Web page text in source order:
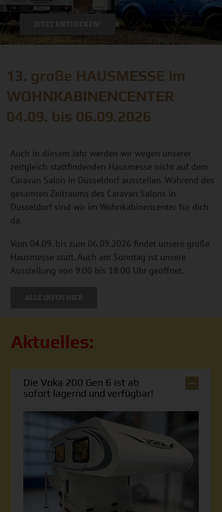
13. große HAUSMESSE im
WOHNKABINENCENTER
04.09. bis 06.09.2026
Auch in diesem Jahr werden wir wegen unserer
zeitgleich stattfindenden Hausmesse nicht auf dem
Caravan Salon in Düsseldorf ausstellen. Während des
gesamten Zeitraums des Caravan Salons in
Düsseldorf sind wir im Wohnkabinencenter für dich
da.
Vom 04.09. bis zum 06.09.2026 findet unsere große
Hausmesse statt. Auch am Sonntag ist unsere
Ausstellung von 9:00 bis 18:00 Uhr geöffnet.
Aktuelles:
Die Voka 200 Gen 6 ist ab
sofort lagernd und verfügbar!